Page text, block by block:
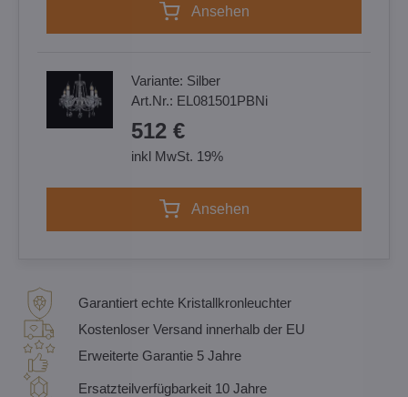
Ansehen
Variante: Silber
Art.Nr.: EL081501PBNi
512 €
inkl MwSt. 19%
Ansehen
Garantiert echte Kristallkronleuchter
Kostenloser Versand innerhalb der EU
Erweiterte Garantie 5 Jahre
Ersatzteilverfügbarkeit 10 Jahre